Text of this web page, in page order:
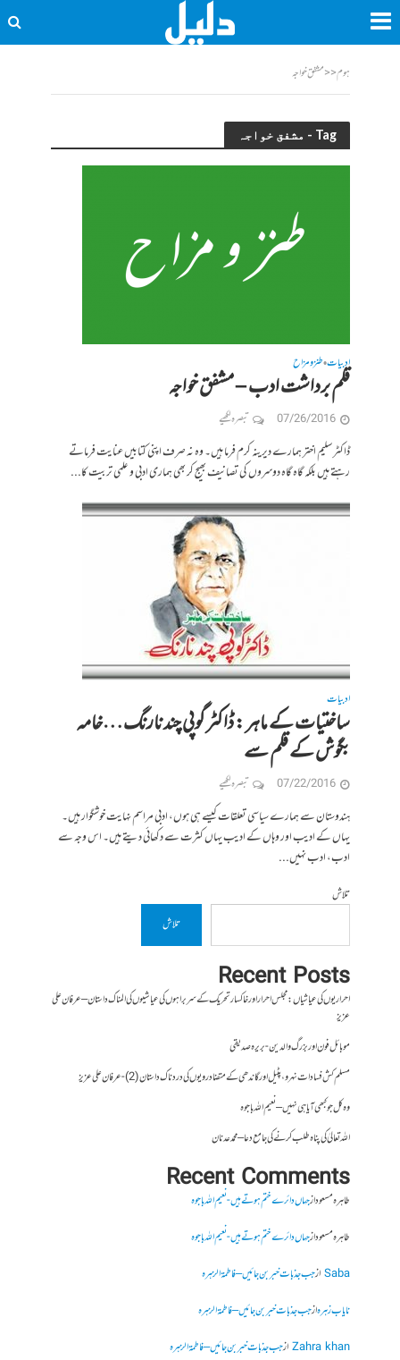
ہوم<<مشفق خواجہ
Tag - مشفق خواجہ
ادبیات•طنز و مزاح
قلم برداشت ادب – مشفق خواجہ
07/26/2016 تبصرہ لکھیے
ڈاکٹر سلیم اختر ہمارے دیرینہ کرم فرما ہیں۔ وہ نہ صرف اپنی کتابیں عنایت فرماتے
رہتے ہیں بلکہ گاہ گاہ دوسروں کی تصانیف بھیج کر بھی ہماری ادبی و علمی تربیت کا...
ادبیات
ساختیات کے ماہر : ڈاکٹر گوپی چند نارنگ…خامہ
بگوش کے قلم سے
07/22/2016 تبصرہ لکھیے
ہندوستان سے ہمارے سیاسی تعلقات کیسے ہی ہوں، ادبی مراسم نہایت خوشگوار ہیں۔
یہاں کے ادیب اور وہاں کے ادیب یہاں کثرت سے دکھائی دیتے ہیں۔ اس وجہ سے
ادب، ادب نہیں...
تلاش
تلاش
Recent Posts
احراریوں کی عیاشیاں : مجلس احرار اور خاکسار تحریک کے سربراہوں کی عیاشیوں کی المناک داستان – عرفان علی
عزیز
موبائل فون اور بزرگ والدین- بریرہ صدیقی
مسلم کش فسادات نہرو، پٹیل اور گاندھی کے متضاد رویوں کی درد ناک داستان (2)- عرفان علی عزیز
وہ کل جو کبھی آیا ہی نہیں – نعیم اللہ باجوہ
اللہ تعالیٰ کی پناہ طلب کرنے کی جامع دعا – محمد عدنان
Recent Comments
طاہرہ مسعودازجہاں دائرے ختم ہوتے ہیں- نعیم اللہ باجوہ
طاہرہ مسعودازجہاں دائرے ختم ہوتے ہیں- نعیم اللہ باجوہ
Sabaازجب جذبات خبر بن جائیں – فاطمۃالزہرہ
نایاب زہرہازجب جذبات خبر بن جائیں – فاطمۃالزہرہ
Zahra khanازجب جذبات خبر بن جائیں – فاطمۃالزہرہ